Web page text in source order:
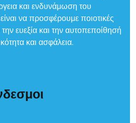
και ενδυνάμωση του
να προσφέρουμε ποιοτικές
ευεξία και την αυτοπεποίθησή
και ασφάλεια.